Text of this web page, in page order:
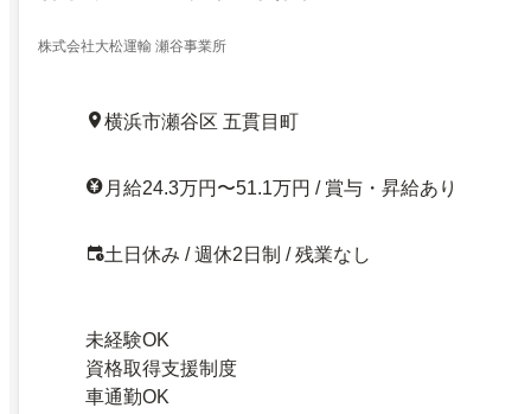
株式会社大松運輸 瀬谷事業所
横浜市瀬谷区 五貫目町
月給24.3万円〜51.1万円 / 賞与・昇給あり
土日休み / 週休2日制 / 残業なし
未経験OK
資格取得支援制度
車通勤OK